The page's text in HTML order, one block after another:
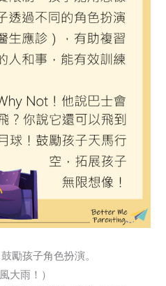
勵孩子角色扮演。
大雨！）